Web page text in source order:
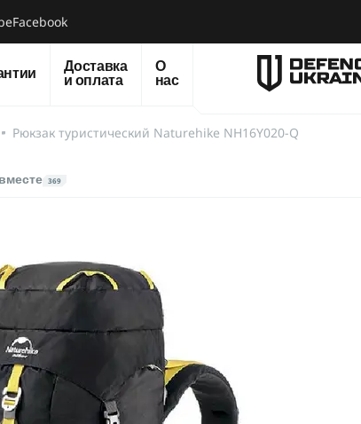
Facebook
Доставка
и оплата
О
нас
Рюкзак туристический Naturehike NH16Y020-Q
369